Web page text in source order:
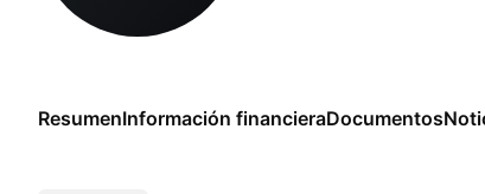
ResumenInformación financieraDocumentos